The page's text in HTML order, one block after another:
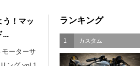
う！マッ
...
モーターサ
ランキング
1 カスタム